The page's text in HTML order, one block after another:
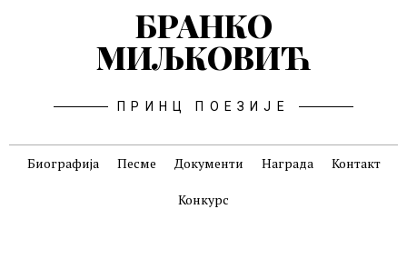
БРАНКО
МИЉКОВИЋ
ПРИНЦ ПОЕЗИЈЕ
Биографија Песме Документи Награда Контакт
Конкурс